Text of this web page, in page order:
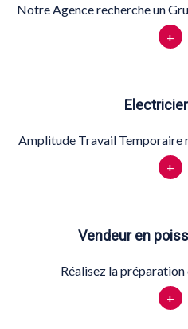
Notre Agence recherche un
+
Amplitude Travail Temporaire
+
Vendeur en
Réalisez la préparation
+